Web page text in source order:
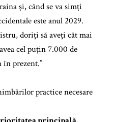
și, când se va simți
este anul 2029.
doriți să aveți cât mai
cel puțin 7.000 de
în prezent.”
practice necesare